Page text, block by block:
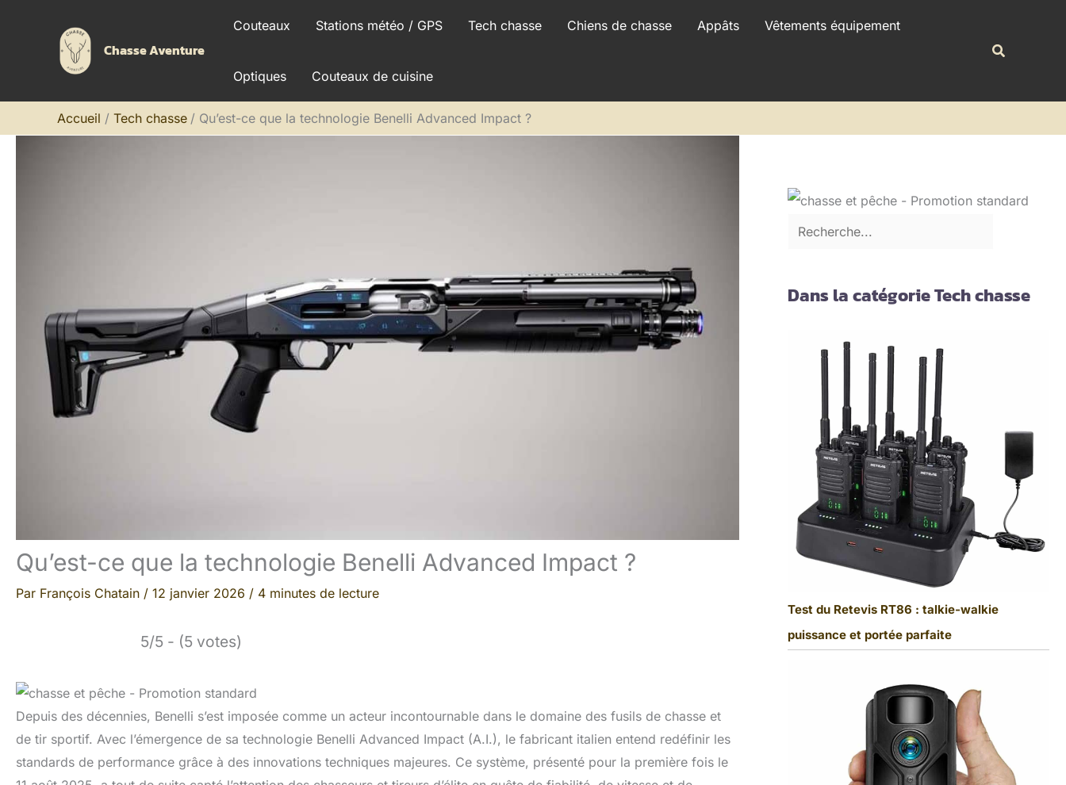
Chasse Aventure
Couteaux Stations météo / GPS Tech chasse Chiens de chasse Appâts Vêtements équipement
Optiques Couteaux de cuisine
Accueil Tech chasse Qu’est-ce que la technologie Benelli Advanced Impact ?
Qu’est-ce que la technologie Benelli Advanced Impact ?
Par François Chatain / 12 janvier 2026 / 4 minutes de lecture
5/5 - (5 votes)
Depuis des décennies, Benelli s’est imposée comme un acteur incontournable dans le domaine des fusils de chasse et
de tir sportif. Avec l’émergence de sa technologie Benelli Advanced Impact (A.I.), le fabricant italien entend redéfinir les
standards de performance grâce à des innovations techniques majeures. Ce système, présenté pour la première fois le
r
h
Dans la catégorie Tech chasse
Test du Retevis RT86 : talkie-walkie
puissance et portée parfaite